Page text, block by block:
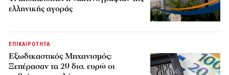
ελληνικής αγοράς
ΕΠΙΚΑΙΡΟΤΗΤΑ
Εξωδικαστικός Μηχανισμός:
Ξεπέρασαν τα 20 δισ. ευρώ οι